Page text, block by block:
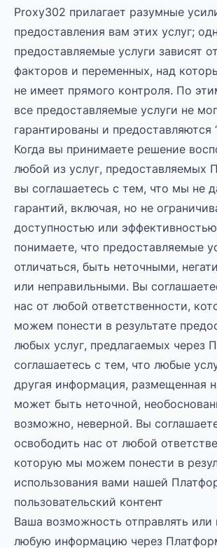
Proxy302 прилагает разумные
предоставления вам этих услуг;
предоставляемые услуги зависят
факторов и переменных, над
не имеет прямого контроля. По
все предоставляемые услуги не
гарантированы и предоставляются
Когда вы принимаете решение
любой из услуг, предоставляемых
вы соглашаетесь с тем, что мы не
гарантий, включая, но не
доступностью или
понимаете, что предоставляемые
отличаться, быть неточными,
или неправильными. Вы
нас от любой ответственности,
можем понести в результате
любых услуг, предлагаемых через
соглашаетесь с тем, что любые
другая информация, размещенная
может быть неточной,
возможно, неверной. Вы
освободить нас от любой
которую мы можем понести в
использования вами нашей
пользовательский контент
Ваша возможность отправлять или
любую информацию через